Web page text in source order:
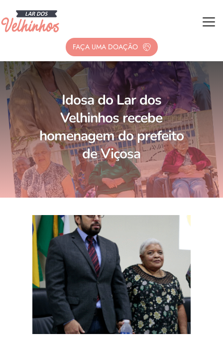
FAÇA UMA DOAÇÃO
Idosa do Lar dos
Velhinhos recebe
homenagem do prefeito
de Viçosa